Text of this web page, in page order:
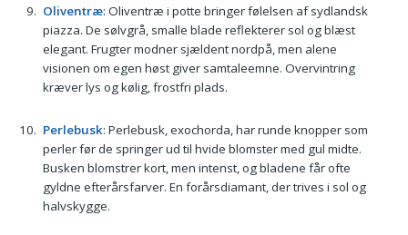
Oliventræ: Oliventræ i potte bringer følelsen af sydlandsk
piazza. De sølvgrå, smalle blade reflekterer sol og blæst
elegant. Frugter modner sjældent nordpå, men alene
visionen om egen høst giver samtaleemne. Overvintring
kræver lys og kølig, frostfri plads.
Perlebusk: Perlebusk, exochorda, har runde knopper som
perler før de springer ud til hvide blomster med gul midte.
Busken blomstrer kort, men intenst, og bladene får ofte
gyldne efterårsfarver. En forårsdiamant, der trives i sol og
halvskygge.